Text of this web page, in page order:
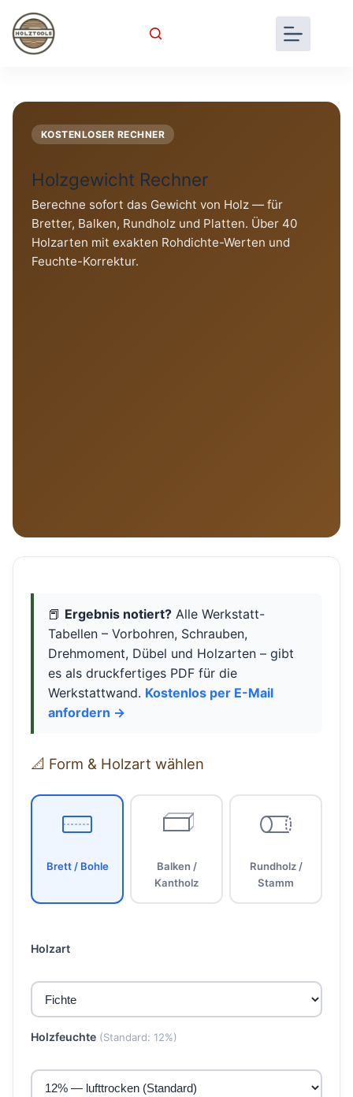
content
KOSTENLOSER RECHNER
Holzgewicht Rechner
Berechne sofort das Gewicht von Holz — für
Bretter, Balken, Rundholz und Platten. Über 40
Holzarten mit exakten Rohdichte-Werten und
Feuchte-Korrektur.
📕 Ergebnis notiert? Alle Werkstatt-
Tabellen – Vorbohren, Schrauben,
Drehmoment, Dübel und Holzarten – gibt
es als druckfertiges PDF für die
Werkstattwand. Kostenlos per E-Mail
anfordern →
📐 Form & Holzart wählen
Brett / Bohle
Balken /
Kantholz
Rundholz /
Stamm
Holzart
Holzfeuchte (Standard: 12%)